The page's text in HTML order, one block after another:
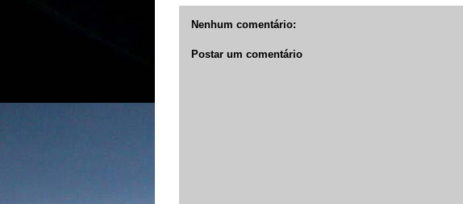
Nenhum comentário:
Postar um comentário